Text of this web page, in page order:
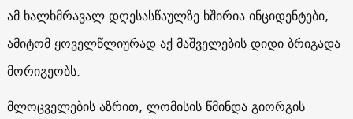
ამ ხალხმრავალ დღესასწაულზე ხშირია ინციდენტები,
ამიტომ ყოველწლიურად აქ მაშველების დიდი ბრიგადა
მორიგეობს.
მლოცველების აზრით, ლომისის წმინდა გიორგის